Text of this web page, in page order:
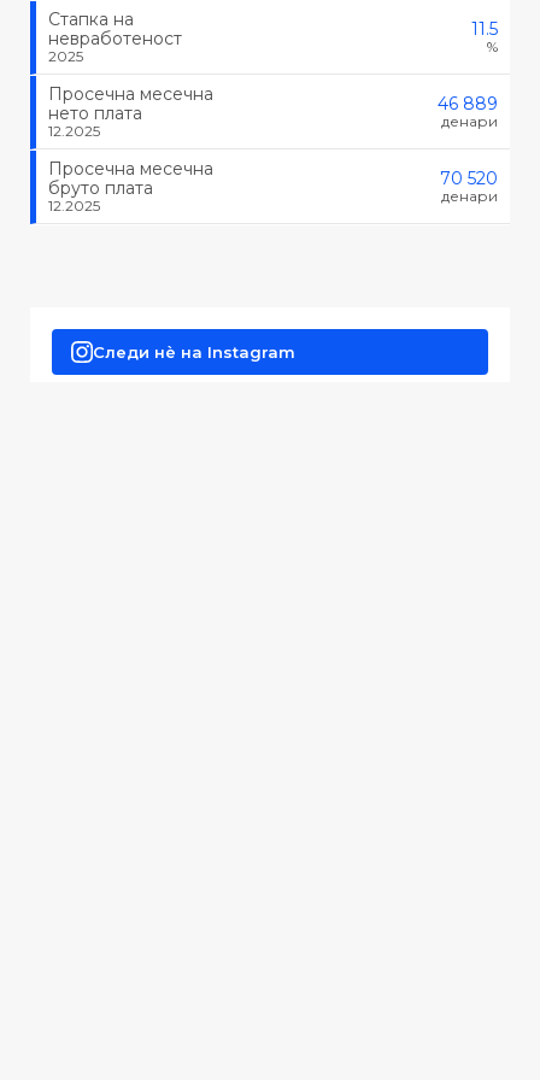
Стапка на
невработеност
2025
11.5
%
Просечна месечна
нето плата
12.2025
46 889
денари
Просечна месечна
бруто плата
12.2025
70 520
денари
Следи нè на Instagram